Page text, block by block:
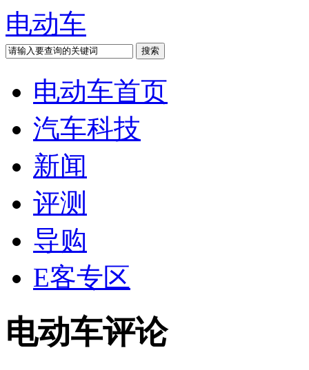
电动车
电动车首页
汽车科技
新闻
评测
导购
E客专区
电动车评论